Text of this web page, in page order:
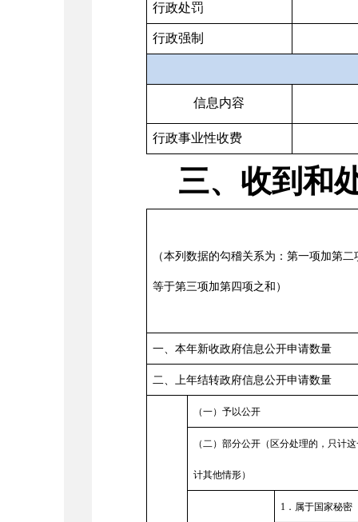
行政处罚
行政强制
信息内容
行政事业性收费
三、收到和
（本列数据的勾稽关系为：第一项加第二
等于第三项加第四项之和）
一、本年新收政府信息公开申请数量
二、上年结转政府信息公开申请数量
（一）予以公开
（二）部分公开（区分处理的，只计
计其他情形）
1 ．属于国家秘密